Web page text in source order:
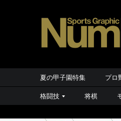
夏の甲子園特集 プロ
格闘技 将棋